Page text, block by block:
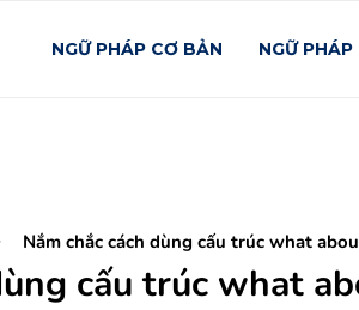
NGỮ PHÁP CƠ BẢN NGỮ
Nắm chắc cách dùng cấu trúc what
cấu trúc what